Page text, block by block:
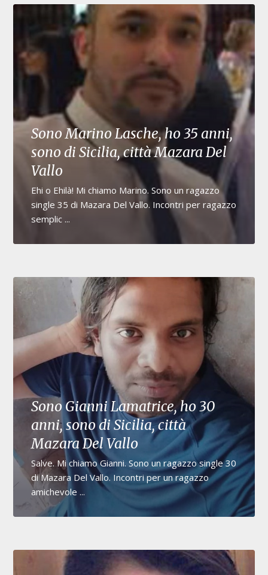
Sono Marino Lasche, ho 35 anni,
sono di Sicilia, città Mazara Del
Vallo
Ehi o Ehilà! Mi chiamo Marino. Sono un ragazzo
single 35 di Mazara Del Vallo. Incontri per ragazzo
semplic ...
Sono Gianni Lamatrice, ho 30
anni, sono di Sicilia, città
Mazara Del Vallo
Salve. Mi chiamo Gianni. Sono un ragazzo single 30
di Mazara Del Vallo. Incontri per un ragazzo
amichevole ...